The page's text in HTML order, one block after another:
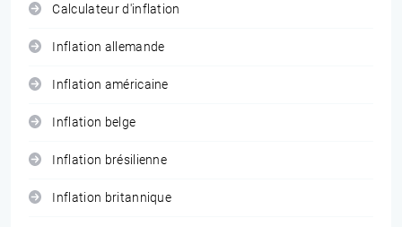
Calculateur d'inflation
Inflation allemande
Inflation américaine
Inflation belge
Inflation brésilienne
Inflation britannique